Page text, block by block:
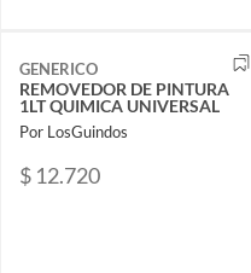
GENERICO
REMOVEDOR DE PINTURA
1LT QUIMICA UNIVERSAL
Por LosGuindos
$ 12.720